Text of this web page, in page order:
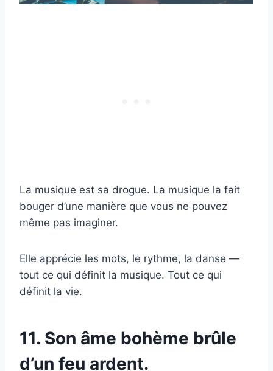
La musique est sa drogue. La musique la fait
bouger d’une manière que vous ne pouvez
même pas imaginer.
Elle apprécie les mots, le rythme, la danse —
tout ce qui définit la musique. Tout ce qui
définit la vie.
11. Son âme bohème brûle
d’un feu ardent.